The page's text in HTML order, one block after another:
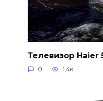
Телевизор Haier
0 1.4к.